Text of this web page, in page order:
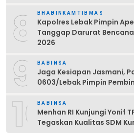
8 BHABINKAMTIBMAS
Kapolres Lebak Pimpin
Tanggap Darurat
2026
9 BABINSA
Jaga Kesiapan Jasmani,
0603/Lebak Pimpin
10BABINSA
Menhan RI Kunjungi Yonif
Tegaskan Kualitas SDM